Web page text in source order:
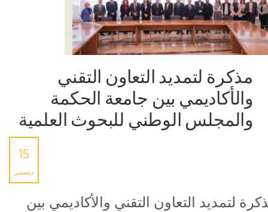
مذكرة لتمديد التعاون التقني
والأكاديمي بين جامعة الحكمة
والمجلس الوطني للبحوث العلمية
15
ديسمبر
لتمديد التعاون التقني والأكاديمي بين